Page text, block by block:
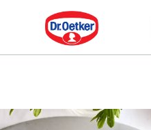
Dr. Oetker